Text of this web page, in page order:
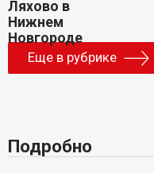
Еще в рубрике
Подробно